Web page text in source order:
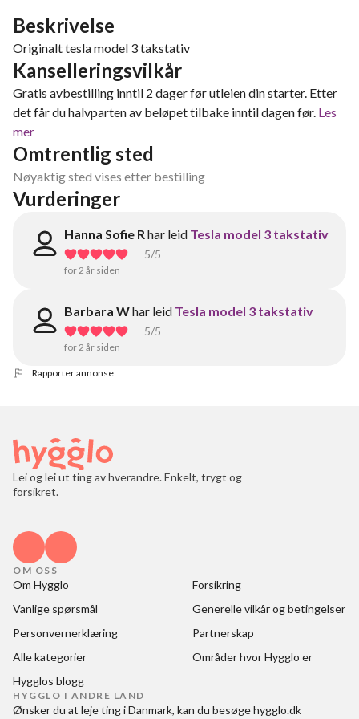
Beskrivelse
Originalt tesla model 3 takstativ
Kanselleringsvilkår
Gratis avbestilling inntil 2 dager før utleien din starter. Etter
det får du halvparten av beløpet tilbake inntil dagen før. Les
mer
Omtrentlig sted
Nøyaktig sted vises etter bestilling
Vurderinger
Hanna Sofie Rhar leid Tesla model 3 takstativ
5/5
for 2 år siden
Barbara Whar leid Tesla model 3 takstativ
5/5
for 2 år siden
Rapporter annonse
Lei og lei ut ting av hverandre. Enkelt, trygt og
forsikret.
OM OSS
Om Hygglo
Forsikring
Vanlige spørsmål
Generelle vilkår og betingelser
Personvernerklæring
Partnerskap
Alle kategorier
Områder hvor Hygglo er
Hygglos blogg
HYGGLO I ANDRE LAND
Ønsker du at leje ting i Danmark, kan du besøgehygglo.dk